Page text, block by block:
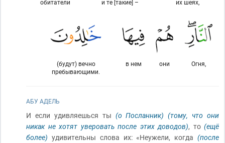
их шеях,
и те [такие] –
обитатели
Огня,
они
в нем
(будут) вечно
пребывающими.
АБУ АДЕЛЬ
И если удивляешься ты (о Посланник) (тому, что они
никак не хотят уверовать после этих доводов), то (ещё
более) удивительны слова их: «Неужели, когда (после